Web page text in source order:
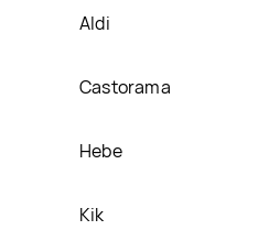
Aldi
Castorama
Hebe
Kik